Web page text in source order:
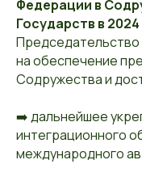
Федерации в
Государств в
Председательство
на обеспечение
Содружества и
➡️ дальнейшее
интеграционного
международного